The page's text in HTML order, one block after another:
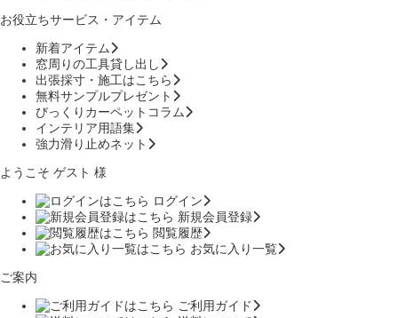
お役立ちサービス・アイテム
新着アイテム
窓周りの工具貸し出し
出張採寸・施工はこちら
無料サンプルプレゼント
びっくりカーペットコラム
インテリア用語集
強力滑り止めネット
ようこそ ゲスト 様
ログイン
新規会員登録
閲覧履歴
お気に入り一覧
ご案内
ご利用ガイド